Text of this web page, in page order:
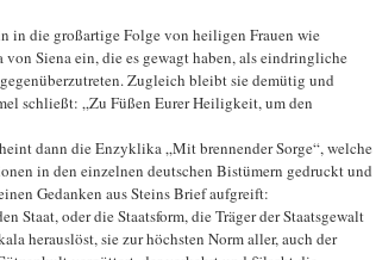
in die großartige Folge von heiligen Frauen wie
Siena ein, die es gewagt haben, als eindringliche
Zugleich bleibt sie demütig und
schließt: „Zu Füßen Eurer Heiligkeit, um den
dann die Enzyklika „Mit brennender Sorge“, welche
in den einzelnen deutschen Bistümern gedruckt und
Gedanken aus Steins Brief aufgreift:
Staat, oder die Staatsform, die Träger der Staatsgewalt
herauslöst, sie zur höchsten Norm aller, auch der